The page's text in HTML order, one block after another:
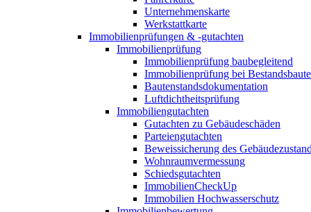
Unternehmenskarte
Werkstattkarte
Immobilienprüfungen & -gutachten
Immobilienprüfung
Immobilienprüfung baubegleitend
Immobilienprüfung bei
Bautenstandsdokumentation
Luftdichtheitsprüfung
Immobiliengutachten
Gutachten zu Gebäudeschäden
Parteiengutachten
Beweissicherung des
Wohnraumvermessung
Schiedsgutachten
ImmobilienCheckUp
Immobilien Hochwasserschutz